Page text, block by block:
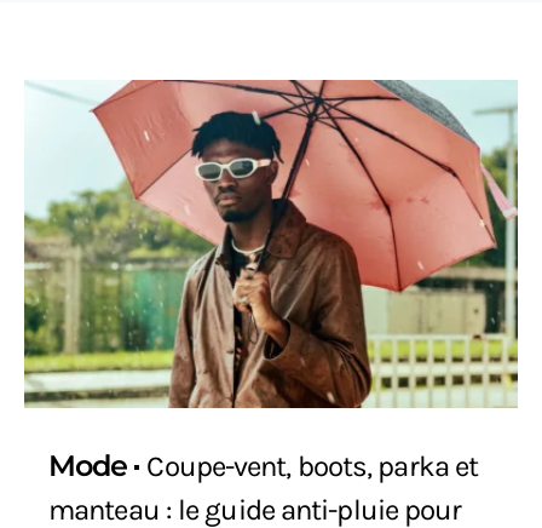
Mode
Coupe-vent, boots, parka et
manteau : le guide anti-pluie pour